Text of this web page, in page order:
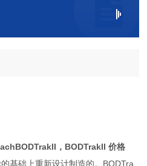
，BODTrakII 价格
基础上重新设计制造的。BODTra